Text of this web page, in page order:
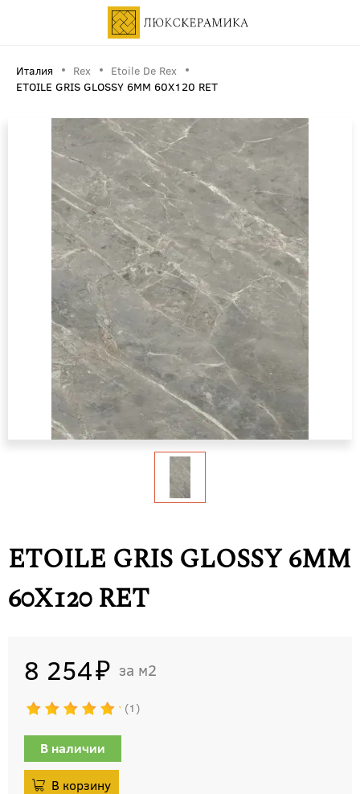
Италия Rex
Etoile De Rex
ETOILE GRIS GLOSSY 6MM 60X120 RET
ETOILE GRIS GLOSSY 6MM
60X120 RET
8 254 м2
1
В наличии